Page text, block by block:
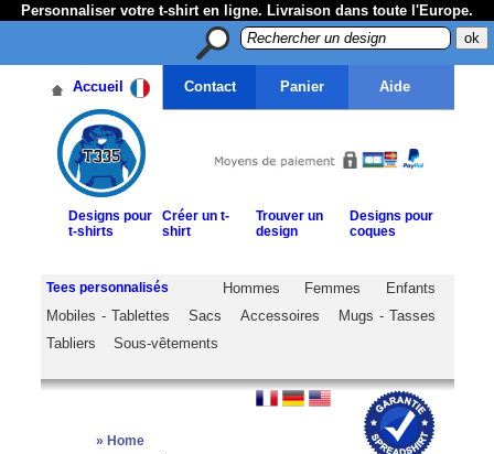
Personnaliser votre t-shirt en ligne. Livraison dans toute l'Europe.
Accueil Contact Panier Aide
Designs pour
t-shirts
Créer un t-
shirt
Trouver un
design
Designs pour
coques
Tees personnalisés Hommes Femmes
Enfants
Mobiles - Tablettes
Sacs Accessoires
Mugs - Tasses
Tabliers
Sous-vêtements
» Home